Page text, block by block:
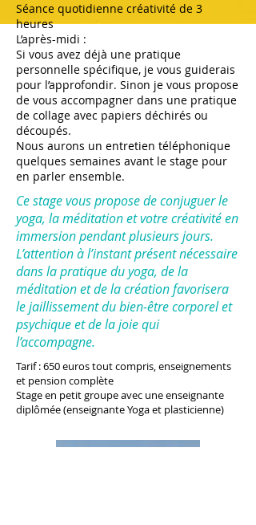
Séance quotidienne créativité de 3
heures
L’après-midi :
Si vous avez déjà une pratique
personnelle spécifique, je vous guiderais
pour l’approfondir. Sinon je vous propose
de vous accompagner dans une pratique
de collage avec papiers déchirés ou
découpés.
Nous aurons un entretien téléphonique
quelques semaines avant le stage pour
en parler ensemble.
Ce stage vous propose de conjuguer le
yoga, la méditation et votre créativité en
immersion pendant plusieurs jours.
L’attention à l’instant présent nécessaire
dans la pratique du yoga, de la
méditation et de la création favorisera
le jaillissement du bien-être corporel et
psychique et de la joie qui
l’accompagne.
Tarif : 650 euros tout compris, enseignements
et pension complète
Stage en petit groupe avec une enseignante
diplômée (enseignante Yoga et plasticienne)